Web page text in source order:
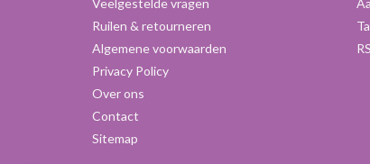
Veelgestelde vragen
Ruilen & retourneren
Algemene voorwaarden
Privacy Policy
Over ons
Contact
Sitemap